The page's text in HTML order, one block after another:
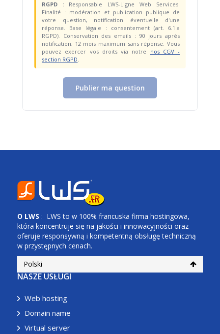
RGPD : Responsable LWS-Ligne Web Services.
Finalité : modération et publication publique de
votre question, notification éventuelle d'une
réponse. Base légale : consentement (art. 6.1.a
RGPD). Conservation des emails : 90 jours après
notification, 12 mois maximum sans réponse. Vous
pouvez exercer vos droits via notre nos CGV -
section RGPD.
Publier ma question
O LWS : LWS to w 100% francuska firma hostingowa,
która koncentruje się na jakości i innowacyjności oraz
oferuje responsywną i kompetentną obsługę techniczną
w przystępnych cenach.
Polski
NASZE USŁUGI
Web hosting
Domain name
Virtual server